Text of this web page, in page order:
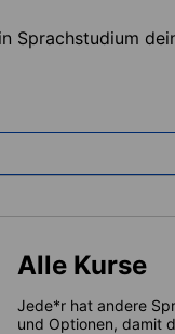
Sprachstudium
Alle Kurse
Jede*r hat andere
und Optionen, damit